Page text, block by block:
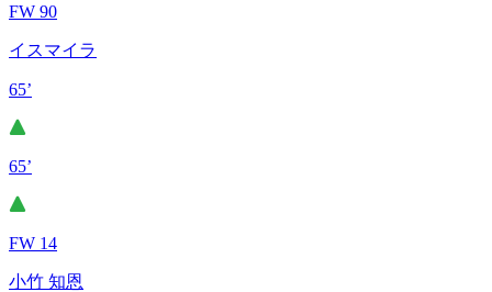
FW 90
イスマイラ
65’
65’
FW 14
小竹 知恩